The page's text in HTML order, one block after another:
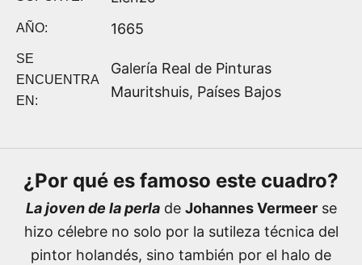
AÑO: 1665
SE
ENCUENTRA
EN:
Galería Real de Pinturas
Mauritshuis, Países Bajos
¿Por qué es famoso este cuadro?
La joven de la perlade Johannes Vermeerse
hizo célebre no solo por la sutileza técnica del
pintor holandés, sino también por el halo de